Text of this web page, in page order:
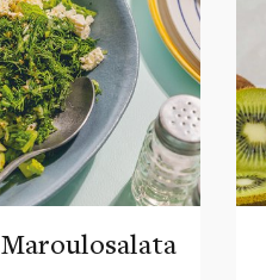
Maroulosalata